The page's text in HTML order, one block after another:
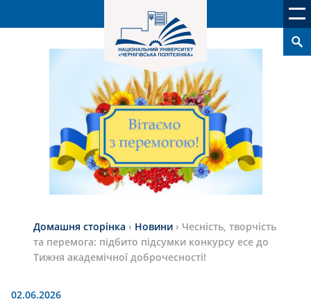
Домашня сторінка › Новини › Чесність, творчість
та перемога: підбито підсумки конкурсу есе до
Тижня академічної доброчесності!
02.06.2026